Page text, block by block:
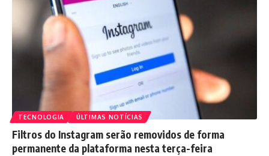
TECNOLOGIA ÚLTIMAS NOTÍCIAS
Filtros do Instagram serão removidos de forma
permanente da plataforma nesta terça-feira